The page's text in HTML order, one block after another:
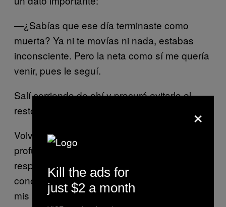
—¿Sabías que ese día terminaste como
muerta? Ya ni te movías ni nada, estabas
inconsciente. Pero la neta como sí me quería
venir, pues le seguí.
Salí corriendo de ahí y procuré evitarlo el
resto del evento.
Volví a mi casa en el DF y caí en una
profunda depresión e incluso me sentí
responsable por haber confiado en un simple
conocido. Pero también sabía que nunca, en
mis años de borracheras y pachequez, había
×
Kill the ads for
just $2 a month